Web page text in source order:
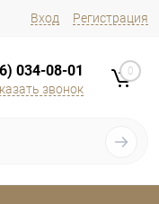
Вход Регистрация
034-08-01
звонок
0